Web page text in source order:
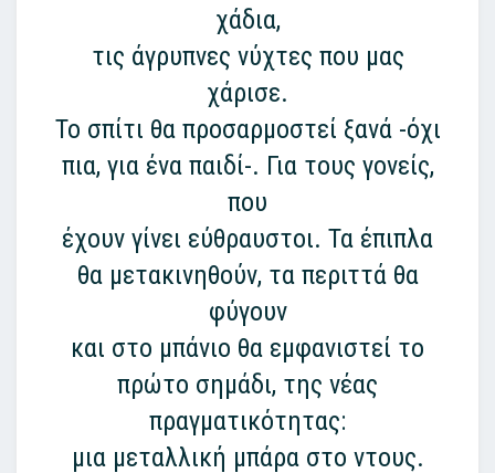
χάδια,
τις άγρυπνες νύχτες που μας
χάρισε.
Το σπίτι θα προσαρμοστεί ξανά -όχι
πια, για ένα παιδί-. Για τους γονείς,
που
έχουν γίνει εύθραυστοι. Τα έπιπλα
θα μετακινηθούν, τα περιττά θα
φύγουν
και στο μπάνιο θα εμφανιστεί το
πρώτο σημάδι, της νέας
πραγματικότητας:
μια μεταλλική μπάρα στο ντους.